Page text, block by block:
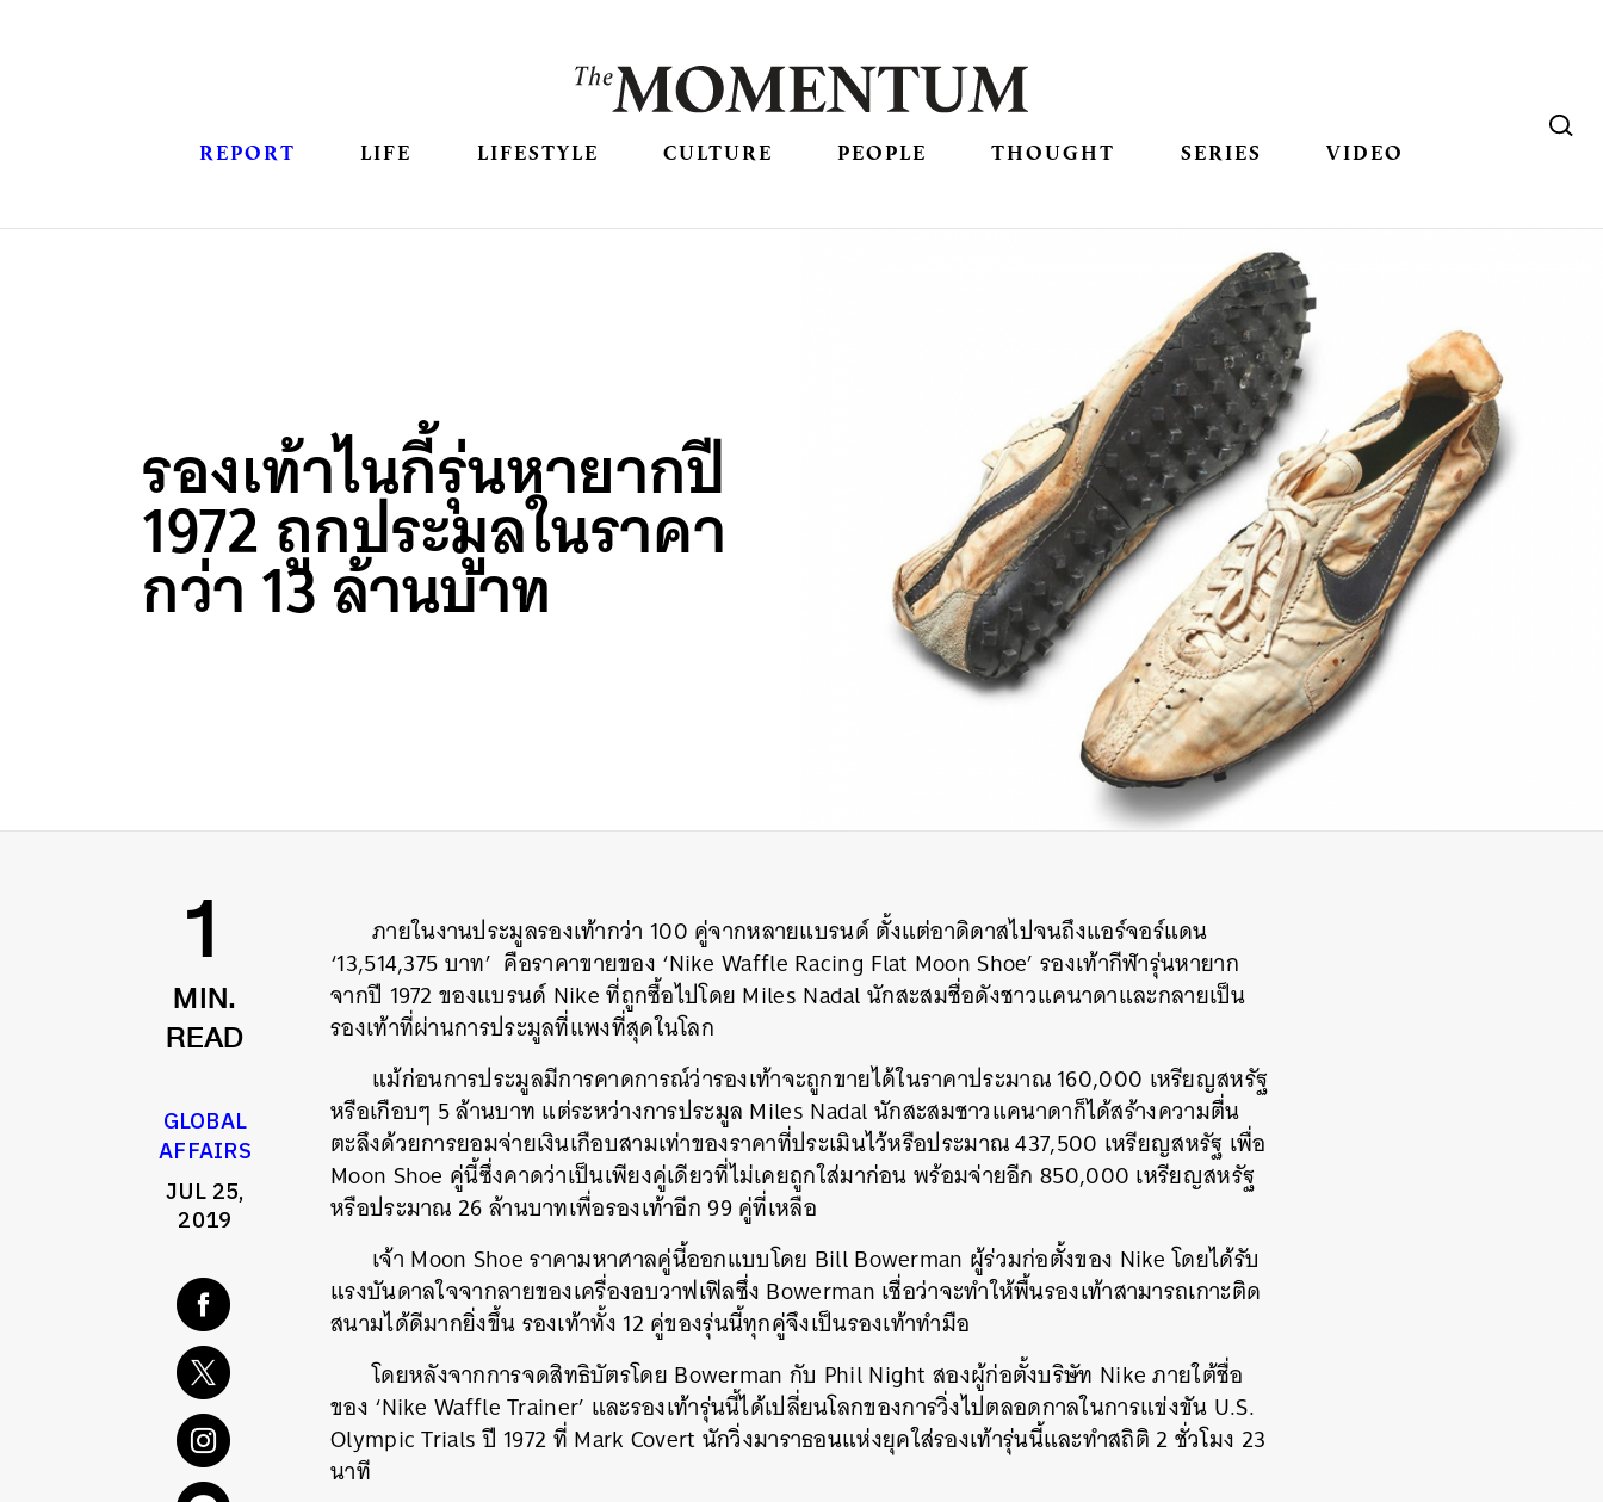
REPORT LIFE LIFESTYLE CULTURE PEOPLE THOUGHT SERIES VIDEO
รองเท้าไนกี้รุ่นหายากปี
1972 ถูกประมูลในราคา
กว่า 13 ล้านบาท
1
MIN.
READ
GLOBAL
AFFAIRS
JUL 25,
2019
ภายในงานประมูลรองเท้ากว่า 100 คู่จากหลายแบรนด์ ตั้งแต่อาดิดาสไปจนถึงแอร์จอร์แดน
‘13,514,375 บาท’ คือราคาขายของ ‘Nike Waffle Racing Flat Moon Shoe’ รองเท้ากีฬารุ่นหายาก
จากปี 1972 ของแบรนด์ Nike ที่ถูกซื้อไปโดย Miles Nadal นักสะสมชื่อดังชาวแคนาดาและกลายเป็น
รองเท้าที่ผ่านการประมูลที่แพงที่สุดในโลก
แม้ก่อนการประมูลมีการคาดการณ์ว่ารองเท้าจะถูกขายได้ในราคาประมาณ 160,000 เหรียญสหรัฐ
หรือเกือบๆ 5 ล้านบาท แต่ระหว่างการประมูล Miles Nadal นักสะสมชาวแคนาดาก็ได้สร้างความตื่น
ตะลึงด้วยการยอมจ่ายเงินเกือบสามเท่าของราคาที่ประเมินไว้หรือประมาณ 437,500 เหรียญสหรัฐ เพื่อ
Moon Shoe คู่นี้ซึ่งคาดว่าเป็นเพียงคู่เดียวที่ไม่เคยถูกใส่มาก่อน พร้อมจ่ายอีก 850,000 เหรียญสหรัฐ
หรือประมาณ 26 ล้านบาทเพื่อรองเท้าอีก 99 คู่ที่เหลือ
เจ้า Moon Shoe ราคามหาศาลคู่นี้ออกแบบโดย Bill Bowerman ผู้ร่วมก่อตั้งของ Nike โดยได้รับ
แรงบันดาลใจจากลายของเครื่องอบวาฟเฟิลซึ่ง Bowerman เชื่อว่าจะทำให้พื้นรองเท้าสามารถเกาะติด
สนามได้ดีมากยิ่งขึ้น รองเท้าทั้ง 12 คู่ของรุ่นนี้ทุกคู่จึงเป็นรองเท้าทำมือ
โดยหลังจากการจดสิทธิบัตรโดย Bowerman กับ Phil Night สองผู้ก่อตั้งบริษัท Nike ภายใต้ชื่อ
ของ ‘Nike Waffle Trainer’ และรองเท้ารุ่นนี้ได้เปลี่ยนโลกของการวิ่งไปตลอดกาลในการแข่งขัน U.S.
Olympic Trials ปี 1972 ที่ Mark Covert นักวิ่งมาราธอนแห่งยุคใส่รองเท้ารุ่นนี้และทำสถิติ 2 ชั่วโมง 23
นาที